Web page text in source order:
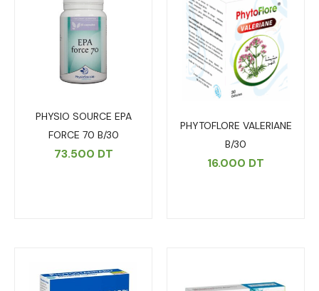
PHYSIO SOURCE EPA
FORCE 70 B/30
73.500 DT
PHYTOFLORE VALERIANE
B/30
16.000 DT